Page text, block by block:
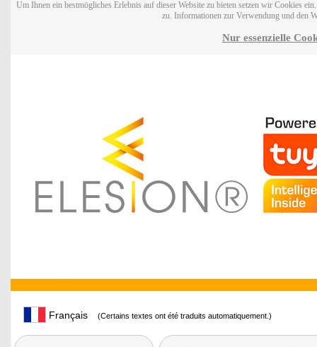
Um Ihnen ein bestmögliches Erlebnis auf dieser Website zu bieten setzen wir Cookies
zu. Informationen zur Verwendung und den
Nur essenzielle
Français (Certains textes ont été traduits automatiquement.)